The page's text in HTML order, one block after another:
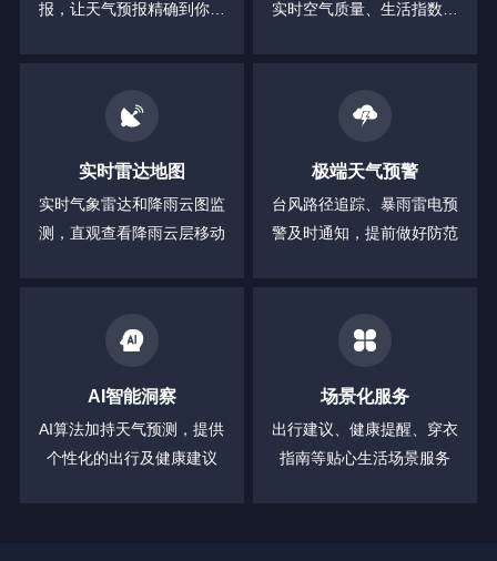
报，让天气预报精确到你身
实时空气质量、生活指数等
实时雷达地图
实时气象雷达和降雨云图监
测，直观查看降雨云层移动
极端天气预警
台风路径追踪、暴雨雷电预
警及时通知，提前做好防范
AI智能洞察
AI算法加持天气预测，提供
个性化的出行及健康建议
场景化服务
出行建议、健康提醒、穿衣
指南等贴心生活场景服务